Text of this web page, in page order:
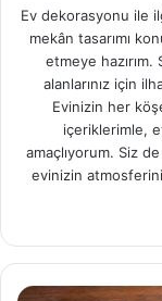
Ev dekorasyonu ile
mekân tasarımı
etmeye
alanlarınız için
Evinizin her
içeriklerimle,
amaçlıyorum. Siz
evinizin